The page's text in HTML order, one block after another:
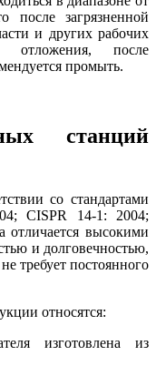
загрязненной
и других рабочих
отложения, после
промыть.
станций
со стандартами
CISPR 14-1: 2004;
отличается высокими
и долговечностью,
требует постоянного
относятся:
изготовлена из